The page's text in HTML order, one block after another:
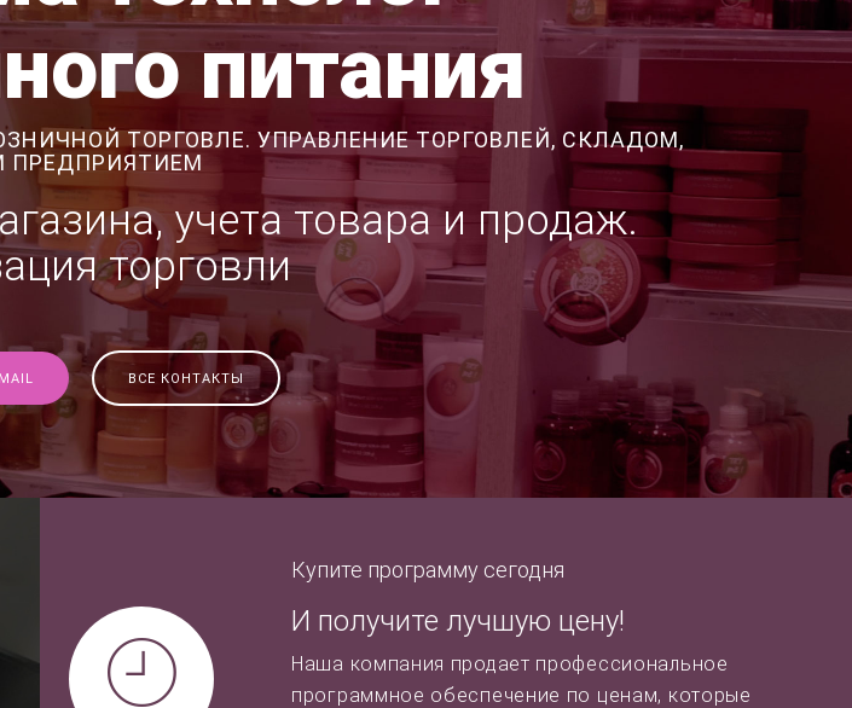
питания
ТОРГОВЛЕ. УПРАВЛЕНИЕ ТОРГОВЛЕЙ, СКЛАДОМ,
ПРЕДПРИЯТИЕМ
учета товара и продаж.
торговли
ВСЕ КОНТАКТЫ
Купите программу сегодня
И получите лучшую цену!
Наша компания продает профессиональное
программное обеспечение по ценам, которые